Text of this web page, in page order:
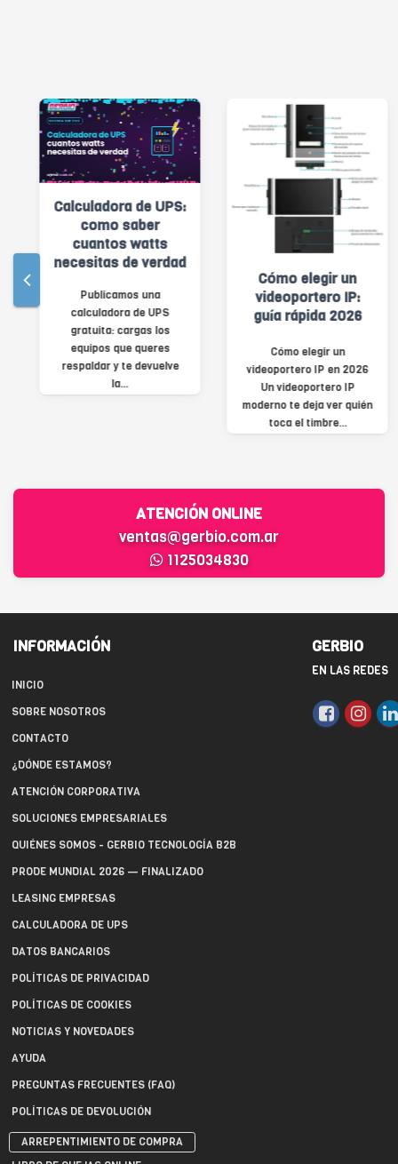
videoportero IP:
guía rápida 2026
Cómo elegir un
videoportero IP en 2026
Un videoportero IP
Leasing
tecnologico: la
forma inteligente
equipos de tu
empresa en 2026
Cuando una empresa
decide renovar su
tecnologica, la primera
pregunta suele ser: cua...
ATENCIÓN ONLINE
ventas@gerbio.com.ar
1125034830
INFORMACIÓN
INICIO
SOBRE NOSOTROS
CONTACTO
¿DÓNDE ESTAMOS?
ATENCIÓN CORPORATIVA
SOLUCIONES EMPRESARIALES
QUIÉNES SOMOS - GERBIO TECNOLOGÍA B2B
PRODE MUNDIAL 2026 — FINALIZADO
LEASING EMPRESAS
CALCULADORA DE UPS
DATOS BANCARIOS
POLÍTICAS DE PRIVACIDAD
POLÍTICAS DE COOKIES
NOTICIAS Y NOVEDADES
AYUDA
PREGUNTAS FRECUENTES (FAQ)
POLÍTICAS DE DEVOLUCIÓN
ARREPENTIMIENTO DE COMPRA
GERBIO
EN LAS REDES